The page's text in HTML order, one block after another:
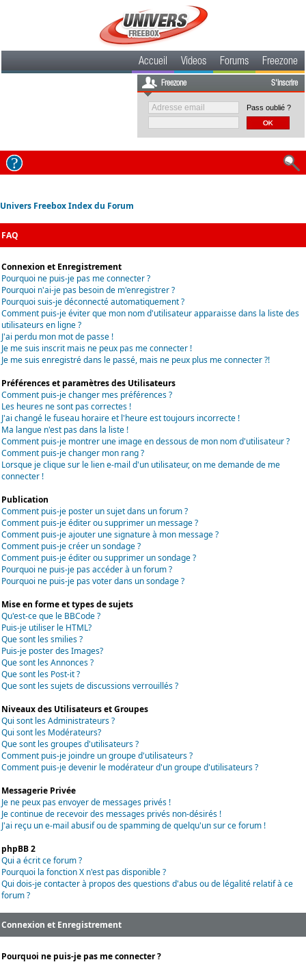
Accueil Videos Forums Freezone
Freezone S'inscrire
Pass oublié ?
Univers Freebox Index du Forum
FAQ
Connexion et Enregistrement
Pourquoi ne puis-je pas me connecter ?
Pourquoi n'ai-je pas besoin de m'enregistrer ?
Pourquoi suis-je déconnecté automatiquement ?
Comment puis-je éviter que mon nom d'utilisateur apparaisse dans la liste des
utilisateurs en ligne ?
J'ai perdu mon mot de passe !
Je me suis inscrit mais ne peux pas me connecter !
Je me suis enregistré dans le passé, mais ne peux plus me connecter ?!
Préférences et paramètres des Utilisateurs
Comment puis-je changer mes préférences ?
Les heures ne sont pas correctes !
J'ai changé le fuseau horaire et l'heure est toujours incorrecte !
Ma langue n'est pas dans la liste !
Comment puis-je montrer une image en dessous de mon nom d'utilisateur ?
Comment puis-je changer mon rang ?
Lorsque je clique sur le lien e-mail d'un utilisateur, on me demande de me
connecter !
Publication
Comment puis-je poster un sujet dans un forum ?
Comment puis-je éditer ou supprimer un message ?
Comment puis-je ajouter une signature à mon message ?
Comment puis-je créer un sondage ?
Comment puis-je éditer ou supprimer un sondage ?
Pourquoi ne puis-je pas accéder à un forum ?
Pourquoi ne puis-je pas voter dans un sondage ?
Mise en forme et types de sujets
Qu'est-ce que le BBCode ?
Puis-je utiliser le HTML?
Que sont les smilies ?
Puis-je poster des Images?
Que sont les Annonces ?
Que sont les Post-it ?
Que sont les sujets de discussions verrouillés ?
Niveaux des Utilisateurs et Groupes
Qui sont les Administrateurs ?
Qui sont les Modérateurs?
Que sont les groupes d'utilisateurs ?
Comment puis-je joindre un groupe d'utilisateurs ?
Comment puis-je devenir le modérateur d'un groupe d'utilisateurs ?
Messagerie Privée
Je ne peux pas envoyer de messages privés !
Je continue de recevoir des messages privés non-désirés !
J'ai reçu un e-mail abusif ou de spamming de quelqu'un sur ce forum !
phpBB 2
Qui a écrit ce forum ?
Pourquoi la fonction X n'est pas disponible ?
Qui dois-je contacter à propos des questions d'abus ou de légalité relatif à ce
forum ?
Connexion et Enregistrement
Pourquoi ne puis-je pas me connecter ?